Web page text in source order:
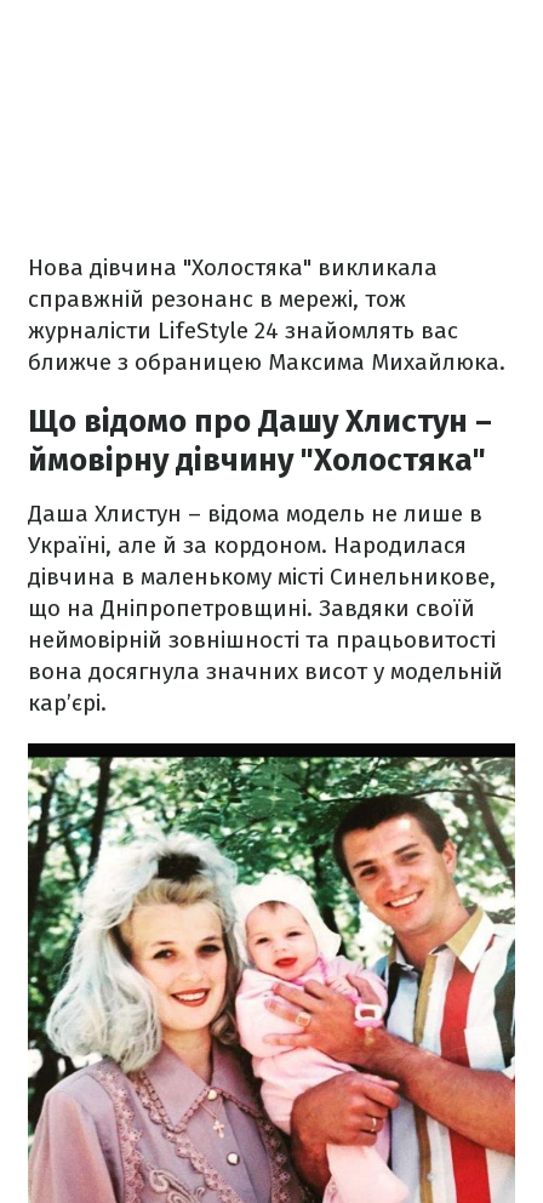
Нова дівчина "Холостяка" викликала
справжній резонанс в мережі, тож
журналісти LifeStyle 24 знайомлять вас
ближче з обраницею Максима Михайлюка.
Що відомо про Дашу Хлистун –
ймовірну дівчину "Холостяка"
Даша Хлистун – відома модель не лише в
Україні, але й за кордоном. Народилася
дівчина в маленькому місті Синельникове,
що на Дніпропетровщині. Завдяки своїй
неймовірній зовнішності та працьовитості
вона досягнула значних висот у модельній
кар’єрі.